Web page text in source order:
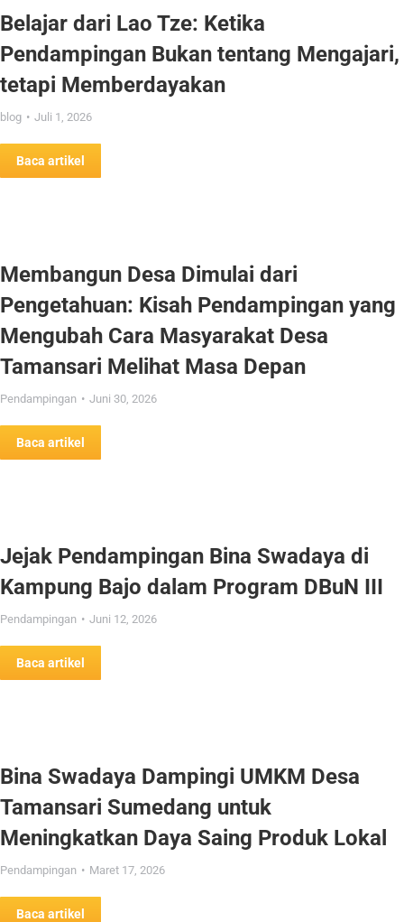
Belajar dari Lao Tze: Ketika
Pendampingan Bukan tentang Mengajari,
tetapi Memberdayakan
blog Juli 1, 2026
Baca artikel
Membangun Desa Dimulai dari
Pengetahuan: Kisah Pendampingan yang
Mengubah Cara Masyarakat Desa
Tamansari Melihat Masa Depan
Pendampingan Juni 30, 2026
Baca artikel
Jejak Pendampingan Bina Swadaya di
Kampung Bajo dalam Program DBuN III
Pendampingan Juni 12, 2026
Baca artikel
Bina Swadaya Dampingi UMKM Desa
Tamansari Sumedang untuk
Meningkatkan Daya Saing Produk Lokal
Pendampingan Maret 17, 2026
Baca artikel